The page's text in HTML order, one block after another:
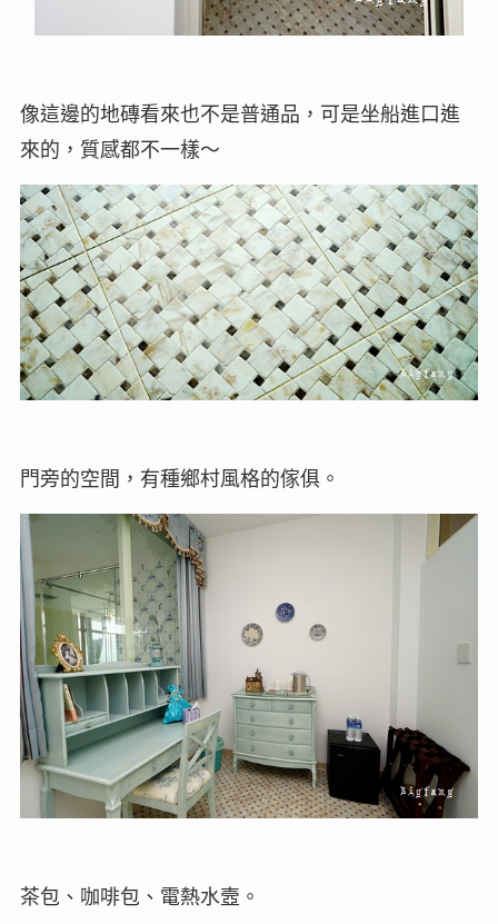
像這邊的地磚看來也不是普通品，可是坐船進口進
來的，質感都不一樣～
門旁的空間，有種鄉村風格的傢俱。
茶包、咖啡包、電熱水壼。